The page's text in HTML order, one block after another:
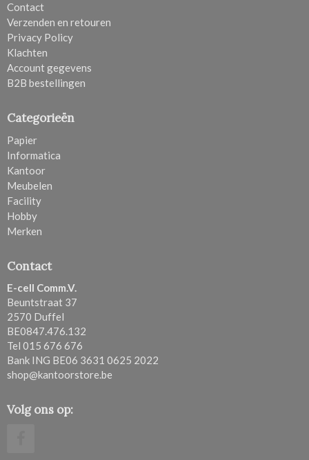
Categorieën
Papier
Informatica
Kantoor
Meubelen
Facility
Hobby
Merken
Contact
Verzenden en retouren
Privacy Policy
Klachten
Account gegevens
B2B bestellingen
Volg ons op:
Contact
E-cell Comm.V.
Beuntstraat 37
2570 Duffel
BE0847.476.132
Tel 015 676 676
Bank ING BE06 3631 0625 2022
shop@kantoorstore.be